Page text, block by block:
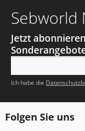
Sebworld
Jetzt
Ich habe die
Folgen Sie uns